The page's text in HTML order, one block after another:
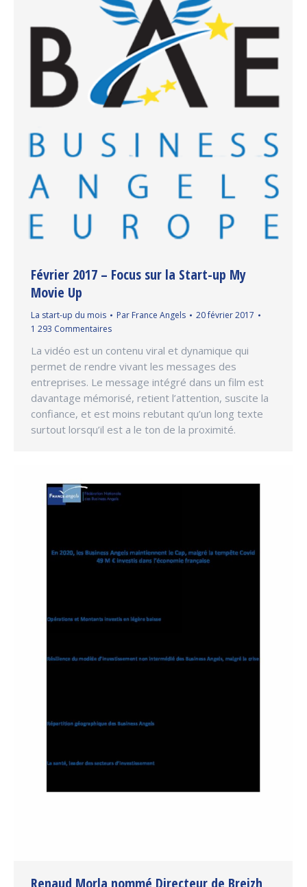
Février 2017 – Focus sur la Start-up My
Movie Up
La start-up du mois Par France Angels
20 février 2017
1 293 Commentaires
La vidéo est un contenu viral et dynamique qui
permet de rendre vivant les messages des
entreprises. Le message intégré dans un film est
davantage mémorisé, retient l’attention, suscite la
confiance, et est moins rebutant qu’un long texte
surtout lorsqu’il est a le ton de la proximité.